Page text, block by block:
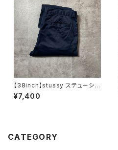
【38inch】stussy ステューシ
ー ジッパーフライ SSリン
ク 刺繍ロゴ ネイビー クロ
¥7,400
CATEGORY